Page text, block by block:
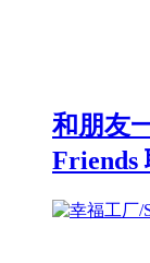
和朋友
Friends